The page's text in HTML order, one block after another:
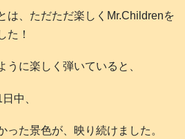
は、ただただ楽しくMr.Childrenを
た！
うに楽しく弾いていると、
中、
った景色が、映り続けました。